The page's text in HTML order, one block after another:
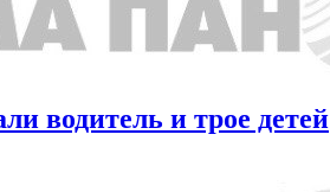
водитель и трое детей